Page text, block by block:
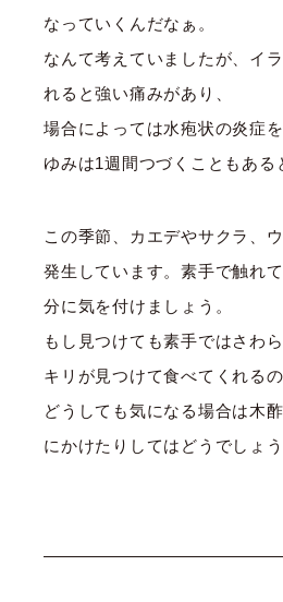
なっていくんだなぁ。
なんて考えていましたが、イ
れると強い痛みがあり、
場合によっては水疱状の炎症
ゆみは1週間つづくこともある
この季節、カエデやサクラ、
発生しています。素手で触れ
分に気を付けましょう。
もし見つけても素手ではさわ
キリが見つけて食べてくれるの
どうしても気になる場合は木
にかけたりしてはどうでしょう